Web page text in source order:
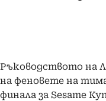
Ръководството на
на феновете на
финала за Sesame